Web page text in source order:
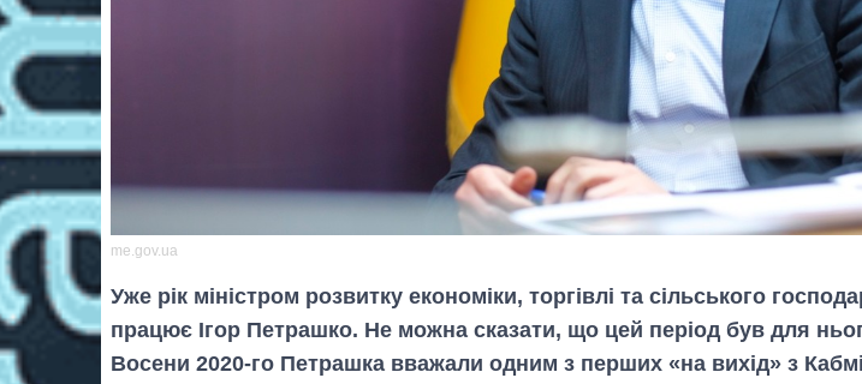
me.gov.ua
Уже рік міністром розвитку економіки, торгівлі та сільського
працює Ігор Петрашко. Не можна сказати, що цей період був для
Восени 2020-го Петрашка вважали одним з перших «на вихід» з